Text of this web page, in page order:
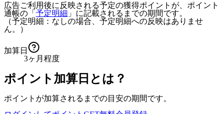
広告ご利用後に反映される予定の獲得ポイントが、ポイント
通帳の「 予定明細 」に記載されるまでの期間です。
（予定明細：なしの場合、予定明細への反映はありませ
ん。）
加算日
3ヶ月程度
ポイント加算日とは？
ポイントが加算されるまでの目安の期間です。